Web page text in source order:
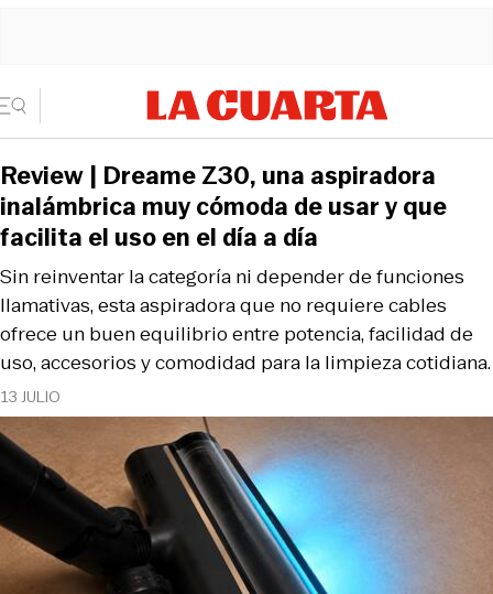
13 JULIO
Sin reinventar la categoría ni depender de funciones
llamativas, esta aspiradora que no requiere cables
ofrece un buen equilibrio entre potencia, facilidad de
uso, accesorios y comodidad para la limpieza cotidiana.
Review | Dreame Z30, una aspiradora
inalámbrica muy cómoda de usar y que
facilita el uso en el día a día